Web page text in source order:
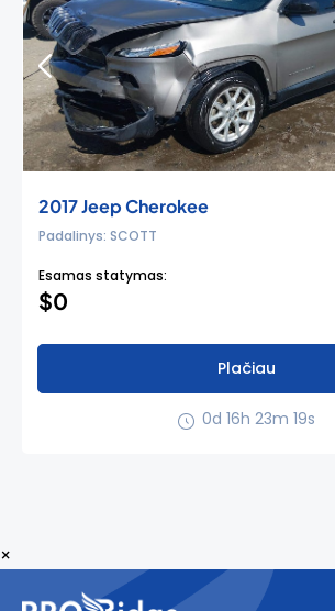
2017 Jeep Cherokee
Padalinys: SCOTT
Esamas statymas:
$0
Plačiau
0d 16h 23m 18s
×